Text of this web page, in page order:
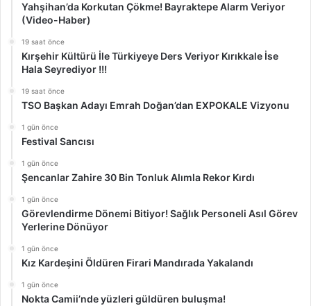
Yahşihan’da Korkutan Çökme! Bayraktepe Alarm Veriyor
(Video-Haber)
19 saat önce
Kırşehir Kültürü İle Türkiyeye Ders Veriyor Kırıkkale İse
Hala Seyrediyor !!!
19 saat önce
TSO Başkan Adayı Emrah Doğan’dan EXPOKALE Vizyonu
1 gün önce
Festival Sancısı
1 gün önce
Şencanlar Zahire 30 Bin Tonluk Alımla Rekor Kırdı
1 gün önce
Görevlendirme Dönemi Bitiyor! Sağlık Personeli Asıl Görev
Yerlerine Dönüyor
1 gün önce
Kız Kardeşini Öldüren Firari Mandırada Yakalandı
1 gün önce
Nokta Camii’nde yüzleri güldüren buluşma!